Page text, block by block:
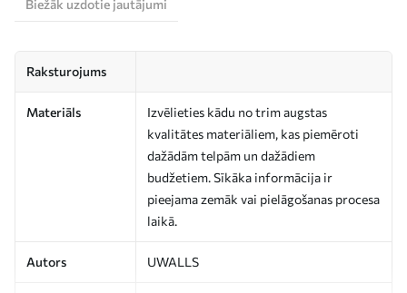
Biežāk uzdotie jautājumi
Raksturojums
Materiāls
Izvēlieties kādu no trim augstas
kvalitātes materiāliem, kas piemēroti
dažādām telpām un dažādiem
budžetiem. Sīkāka informācija ir
pieejama zemāk vai pielāgošanas procesa
laikā.
Autors UWALLS